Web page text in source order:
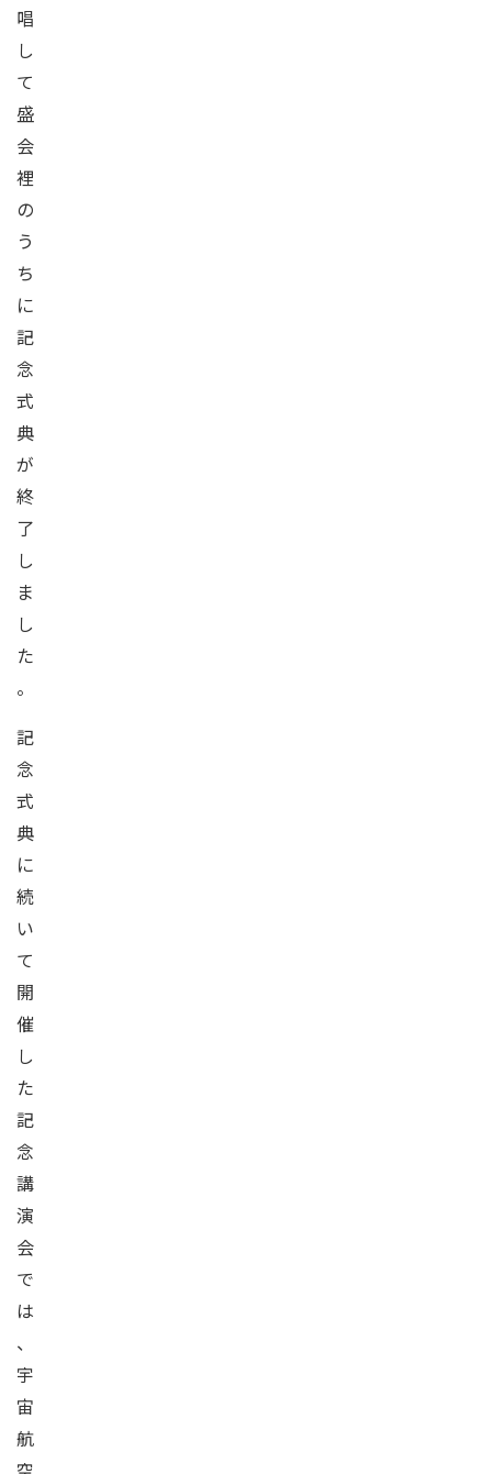
唱
し
て
盛
会
裡
の
う
ち
に
記
念
式
典
が
終
了
し
ま
し
た
。
記
念
式
典
に
続
い
て
開
催
し
た
記
念
講
演
会
で
は
、
宇
宙
航